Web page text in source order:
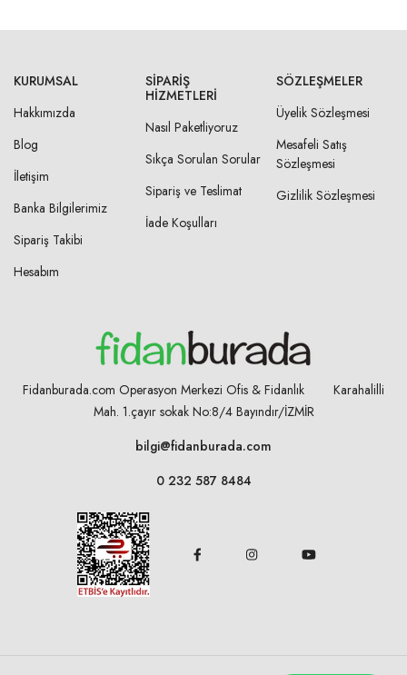
KURUMSAL
Hakkımızda
Blog
İletişim
Banka Bilgilerimiz
Sipariş Takibi
Hesabım
SIPARIŞ
HIZMETLERI
Nasıl Paketliyoruz
Sıkça Sorulan Sorular
Sipariş ve Teslimat
İade Koşulları
SÖZLEŞMELER
Üyelik Sözleşmesi
Mesafeli Satış
Sözleşmesi
Gizlilik Sözleşmesi
Fidanburada.com Operasyon Merkezi Ofis & Fidanlık Karahalilli
Mah. 1.çayır sokak No:8/4 Bayındır/İZMİR
bilgi@fidanburada.com
0 232 587 8484